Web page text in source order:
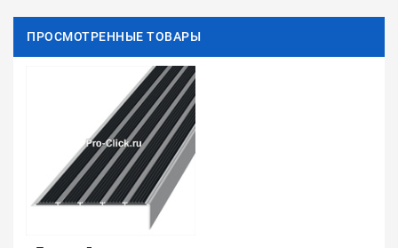
ПРОСМОТРЕННЫЕ ТОВАРЫ